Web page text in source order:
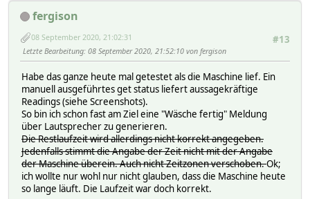
'id' =>
'version'
'label' =>
'categories' =>
'name' =>
'id' =>
- mediaTrackControl
fergison
#13
08 September 2020, 21:02:31
Letzte Bearbeitung: 08 September 2020, 21:52:10 von fergison
Habe das ganze heute mal getestet als die Maschine lief. Ein
manuell ausgeführtes get status liefert aussagekräftige
Readings (siehe Screenshots).
So bin ich schon fast am Ziel eine "Wäsche fertig" Meldung
über Lautsprecher zu generieren.
Die Restlaufzeit wird allerdings nicht korrekt angegeben.
Jedenfalls stimmt die Angabe der Zeit nicht mit der Angabe
der Maschine überein. Auch nicht Zeitzonen verschoben.Ok;
ich wollte nur wohl nur nicht glauben, dass die Maschine heute
so lange läuft. Die Laufzeit war doch korrekt.